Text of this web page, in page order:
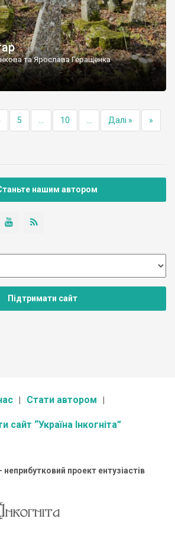
та Ярослава Геращенка
5 10 Далі » »
нашим автором
Підтримати сайт
Стати автором
сайт “Україна Інкогніта”
неприбутковий проект ентузіастів